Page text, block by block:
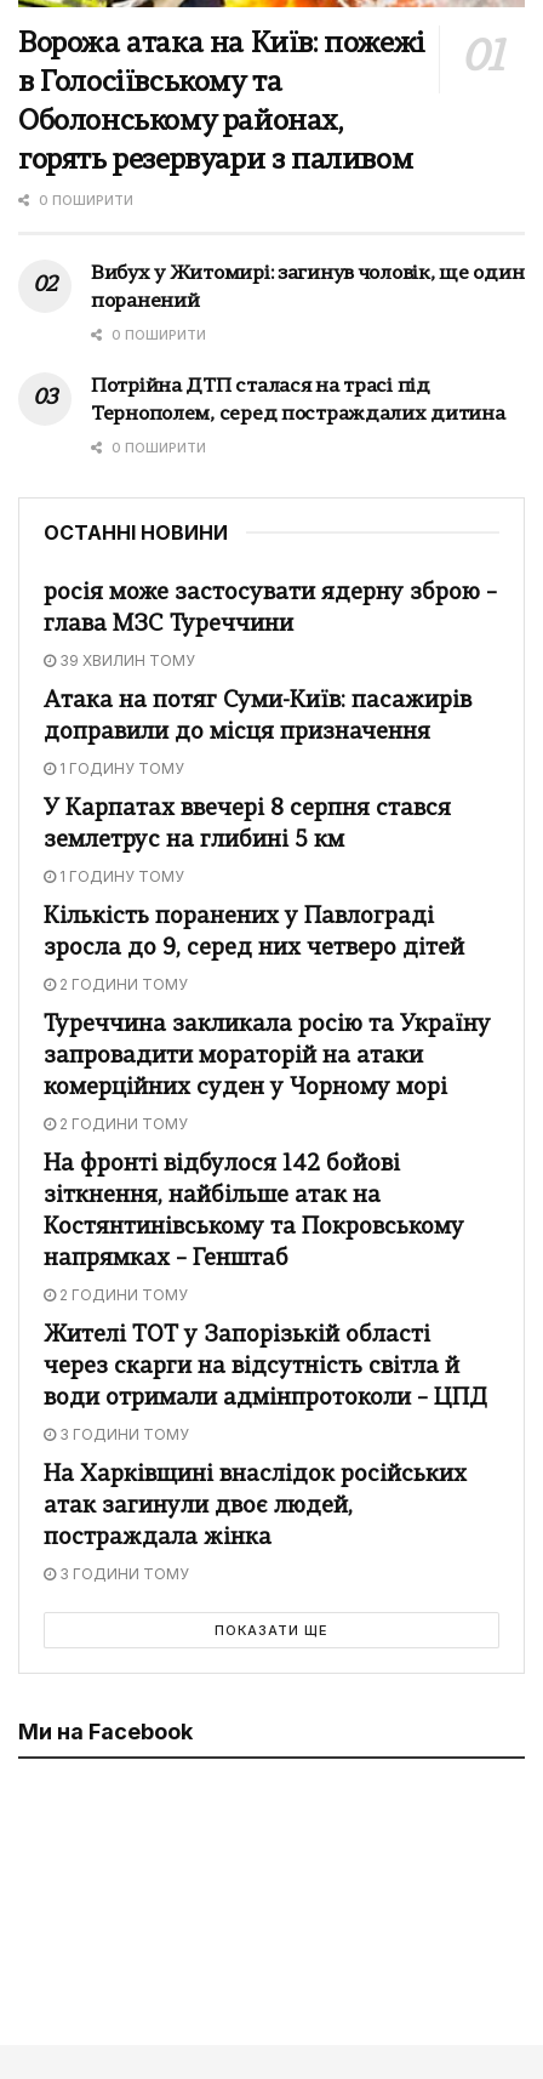
Ворожа атака на Київ: пожежі
в Голосіївському та
Оболонському районах,
горять резервуари з паливом
0 ПОШИРИТИ
Вибух у Житомирі: загинув чоловік, ще один
поранений
0 ПОШИРИТИ
Потрійна ДТП сталася на трасі під
Тернополем, серед постраждалих дитина
0 ПОШИРИТИ
ОСТАННІ НОВИНИ
росія може застосувати ядерну зброю –
глава МЗС Туреччини
39 ХВИЛИН ТОМУ
Атака на потяг Суми-Київ: пасажирів
доправили до місця призначення
1 ГОДИНУ ТОМУ
У Карпатах ввечері 8 серпня стався
землетрус на глибині 5 км
1 ГОДИНУ ТОМУ
Кількість поранених у Павлограді
зросла до 9, серед них четверо дітей
2 ГОДИНИ ТОМУ
Туреччина закликала росію та Україну
запровадити мораторій на атаки
комерційних суден у Чорному морі
2 ГОДИНИ ТОМУ
На фронті відбулося 142 бойові
зіткнення, найбільше атак на
Костянтинівському та Покровському
напрямках – Генштаб
2 ГОДИНИ ТОМУ
Жителі ТОТ у Запорізькій області
через скарги на відсутність світла й
води отримали адмінпротоколи – ЦПД
3 ГОДИНИ ТОМУ
На Харківщині внаслідок російських
атак загинули двоє людей,
постраждала жінка
3 ГОДИНИ ТОМУ
ПОКАЗАТИ ЩЕ
Ми на Facebook